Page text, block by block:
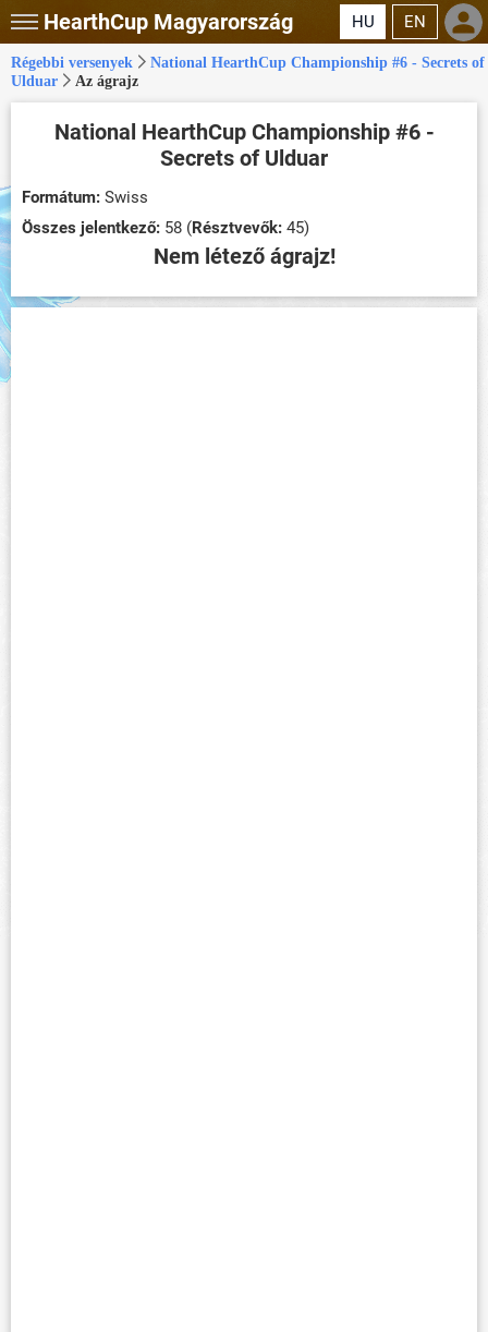
HearthCup Magyarország HU EN
Régebbi versenyek
National HearthCup Championship #6 - Secrets of
Ulduar
Az ágrajz
National HearthCup Championship #6 -
Secrets of Ulduar
Formátum: Swiss
Összes jelentkező: 58 (Résztvevők: 45)
Nem létező ágrajz!